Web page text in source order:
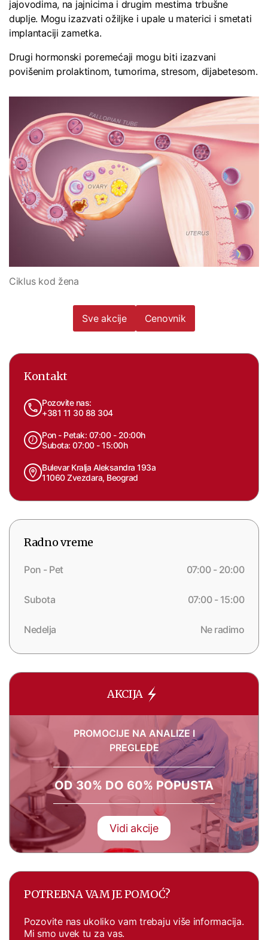
Kontakt
Pozovite nas:
+381 11 30 88 304
Pon - Petak: 07:00 - 20:00h
Subota: 07:00 - 15:00h
Bulevar Kralja Aleksandra 193a
11060 Zvezdara, Beograd
Radno vreme
Pon - Pet 07:00 - 20:00
Subota 07:00 - 15:00
Nedelja Ne radimo
AKCIJA
PROMOCIJE NA ANALIZE I
PREGLEDE
OD 30% DO 60% POPUSTA
Vidi akcije
POTREBNA VAM JE POMOĆ?
Pozovite nas ukoliko vam trebaju više informacija.
Mi smo uvek tu za vas.
jajovodima, na jajnicima i drugim mestima trbušne
duplje. Mogu izazvati ožiljke i upale u materici i smetati
implantaciji zametka.
Drugi hormonski poremećaji mogu biti izazvani
povišenim prolaktinom, tumorima, stresom, dijabetesom.
Ciklus kod žena
Sve akcije Cenovnik